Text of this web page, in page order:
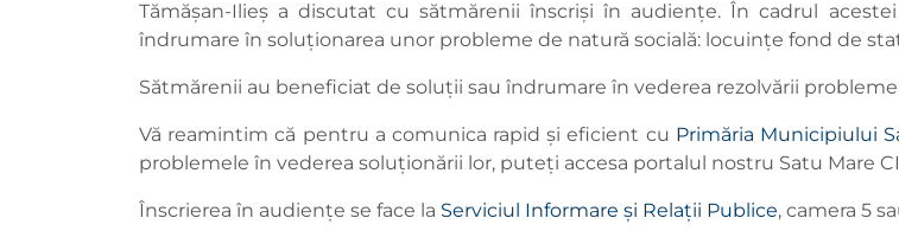
Tămășan-Ilieș a discutat cu sătmărenii înscriși în audiențe. În cadrul
îndrumare în soluționarea unor probleme de natură socială: locuințe fond de
Sătmărenii au beneficiat de soluții sau îndrumare în vederea rezolvării
Vă reamintim că pentru a comunica rapid și eficient cu Primăria Municipiului
problemele în vederea soluționării lor, puteți accesa portalul nostru Satu Mare
Înscrierea în audiențe se face la Serviciul Informare și Relații Publice, camera 5